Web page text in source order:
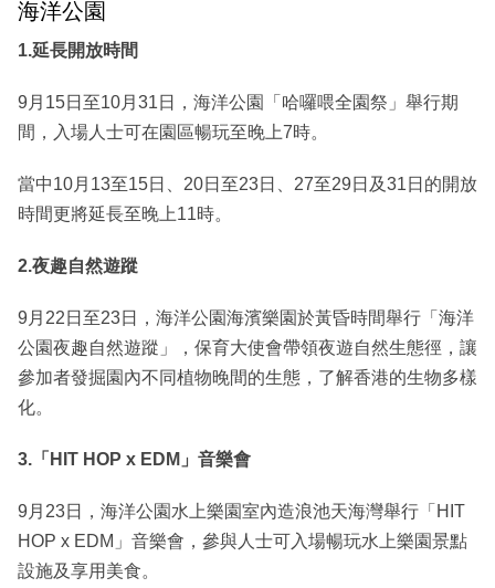
海洋公園
1.延長開放時間
9月15日至10月31日，海洋公園「哈囉喂全園祭」舉行期
間，入場人士可在園區暢玩至晚上7時。
當中10月13至15日、20日至23日、27至29日及31日的開放
時間更將延長至晚上11時。
2.夜趣自然遊蹤
9月22日至23日，海洋公園海濱樂園於黃昏時間舉行「海洋
公園夜趣自然遊蹤」，保育大使會帶領夜遊自然生態徑，讓
參加者發掘園內不同植物晚間的生態，了解香港的生物多樣
化。
3.「HIT HOP x EDM」音樂會
9月23日，海洋公園水上樂園室內造浪池天海灣舉行「HIT
HOP x EDM」音樂會，參與人士可入場暢玩水上樂園景點
設施及享用美食。